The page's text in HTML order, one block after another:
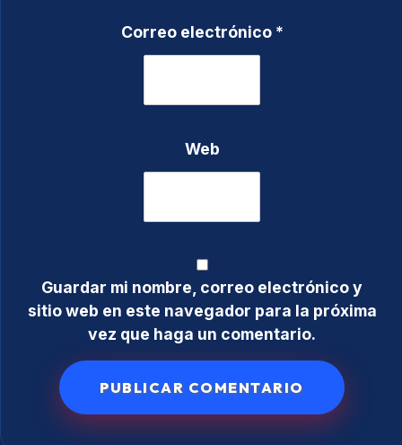
Correo electrónico *
Web
Guardar mi nombre, correo electrónico y
sitio web en este navegador para la próxima
vez que haga un comentario.